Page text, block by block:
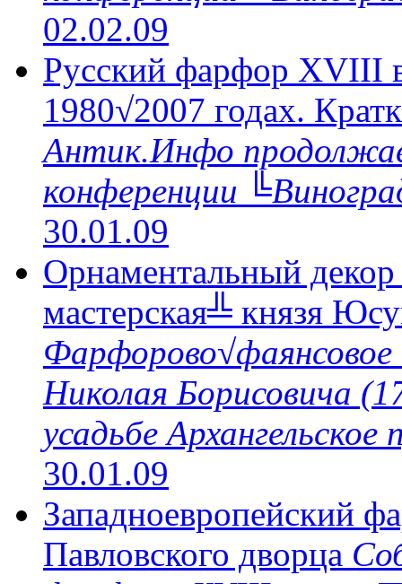
02.02.09
Русский фарфор XVIII
1980√2007 годах.
Антик.Инфо
конференции
30.01.09
Орнаментальный
мастерская╩ князя
Фарфорово√фаянсовое
Николая Борисовича
усадьбе
30.01.09
Западноевропейский
Павловского дворца